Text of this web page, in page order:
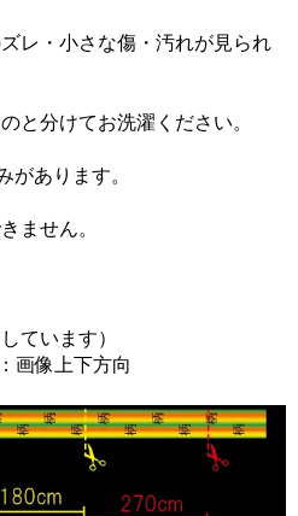
レ・小さな傷・汚れが見られ
と分けてお洗濯ください。
があります。
ません。
ています）
画像上下方向